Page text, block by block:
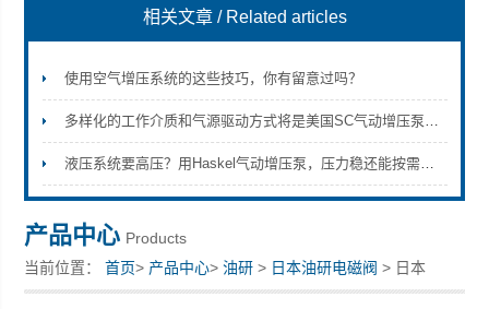
上海康驿实业有限公司
相关文章 / Related articles
使用空气增压系统的这些技巧，你有留意过吗？
多样化的工作介质和气源驱动方式将是美国SC气动增压泵的发展趋势
液压系统要高压？用Haskel气动增压泵，压力稳还能按需调，操作也省心
产品中心 Products
当前位置：首页> 产品中心>油研 > 日本油研电磁阀 > 日本
YUKEN油研电磁阀 DSG-01-3C4-A220-N1-50T